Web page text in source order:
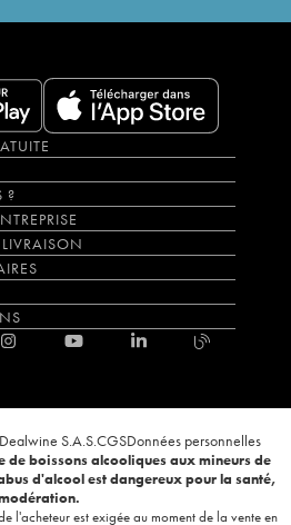
?
S.A.S.CGSDonnées personnelles
de boissons alcooliques aux mineurs de
d'alcool est dangereux pour la santé,
l'acheteur est exigée au moment de la vente en